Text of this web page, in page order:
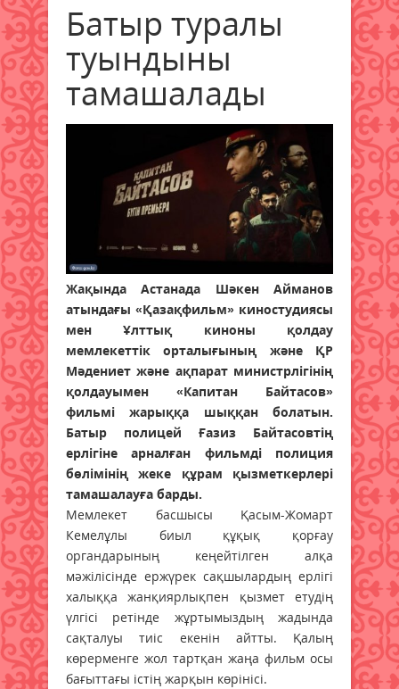
Батыр туралы
туындыны
тамашалады
Жақында Астанада Шәкен Айманов
атындағы «Қазақфильм» киностудиясы
мен Ұлттық киноны қолдау
мемлекеттік орталығының және ҚР
Мәдениет және ақпарат министрлігінің
қолдауымен «Капитан Байтасов»
фильмі жарыққа шыққан болатын.
Батыр полицей Ғазиз Байтасовтің
ерлігіне арналған фильмді полиция
бөлімінің жеке құрам қызметкерлері
тамашалауға барды.
Мемлекет басшысы Қасым-Жомарт
Кемелұлы биыл құқық қорғау
органдарының кеңейтілген алқа
мәжілісінде ержүрек сақшылардың ерлігі
халыққа жанқиярлықпен қызмет етудің
үлгісі ретінде жұртымыздың жадында
сақталуы тиіс екенін айтты. Қалың
көрерменге жол тартқан жаңа фильм осы
бағыттағы істің жарқын көрінісі.